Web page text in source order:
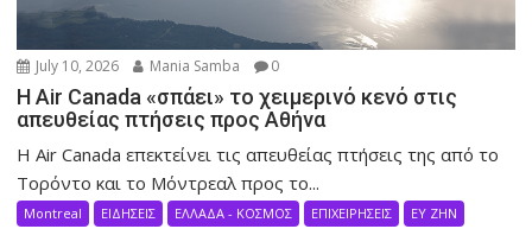
July 10, 2026 Mania Samba 0
Η Air Canada «σπάει» το χειμερινό κενό στις
απευθείας πτήσεις προς Αθήνα
Η Air Canada επεκτείνει τις απευθείας πτήσεις της από το
Τορόντο και το Μόντρεαλ προς το...
Montreal ΕΙΔΗΣΕΙΣ ΕΛΛΑΔΑ - ΚΟΣΜΟΣ ΕΠΙΧΕΙΡΗΣΕΙΣ ΕΥ ΖΗΝ